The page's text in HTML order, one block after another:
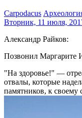
Carpodacus
Вторник, 11 июля,
Александр Райков:
Позвонил Маргарите
На здоровье!
—
отвалы, которые
памятников, к своему